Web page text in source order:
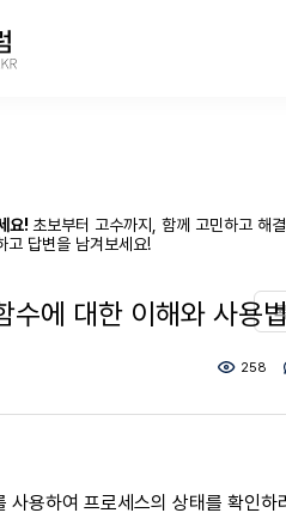
요! 초보부터 고수까지, 함께 고민하고 해
고 답변을 남겨보세요!
에 대한 이해와 사용
258
용하여 프로세스의 상태를 확인하